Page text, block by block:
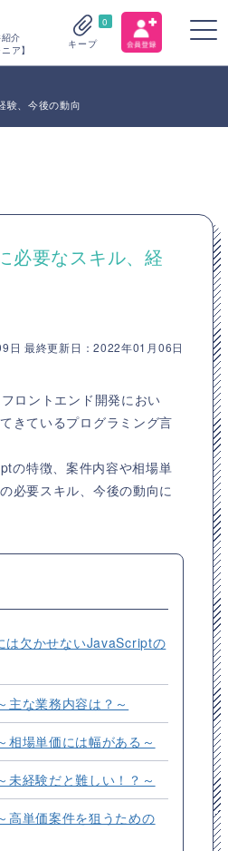
介
ア】
0
キープ
験、今後の動向
必要なスキル、経
日 最終更新日：2022年01月06日
ロントエンド開発におい
きているプログラミング言
の特徴、案件内容や相場単
必要スキル、今後の動向に
は欠かせないJavaScriptの
な業務内容は？～
場単価には幅がある～
経験だと難しい！？～
単価案件を狙うための